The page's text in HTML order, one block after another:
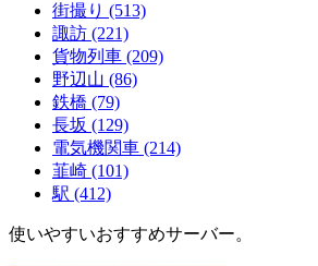
街撮り (513)
諏訪 (221)
貨物列車 (209)
野辺山 (86)
鉄橋 (79)
長坂 (129)
電気機関車 (214)
韮崎 (101)
駅 (412)
使いやすいおすすめサーバー。